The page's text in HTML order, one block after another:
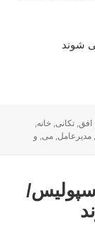
شوند
افق,تکانی,خانه,
,مدیرعامل,می, و